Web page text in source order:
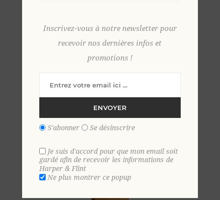
XL 2 XL
Inscrivez-vous à notre newsletter pour
recevoir nos dernières infos et
promotions !
ENVOYER
S'abonner Se désinscrire
Je suis d'accord pour que mon email soit
gardé afin de recevoir les informations de
Harper & Flint
Ne plus montrer ce popup